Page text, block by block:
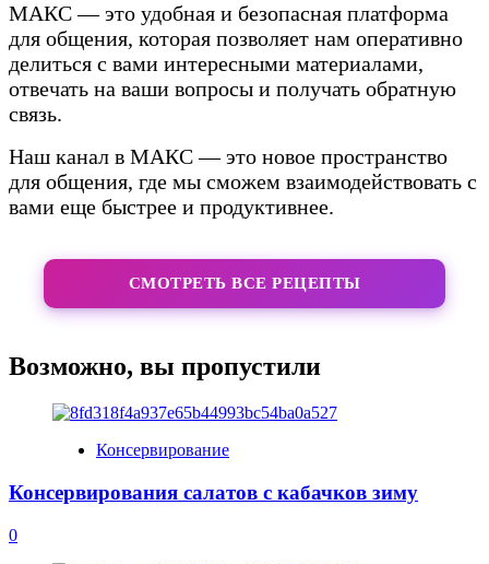
МАКС — это удобная и безопасная платформа
для общения, которая позволяет нам оперативно
делиться с вами интересными материалами,
отвечать на ваши вопросы и получать обратную
связь.
Наш канал в МАКС — это новое пространство
для общения, где мы сможем взаимодействовать с
вами еще быстрее и продуктивнее.
СМОТРЕТЬ ВСЕ РЕЦЕПТЫ
Возможно, вы пропустили
Консервирование
Консервирования салатов с кабачков зиму
0